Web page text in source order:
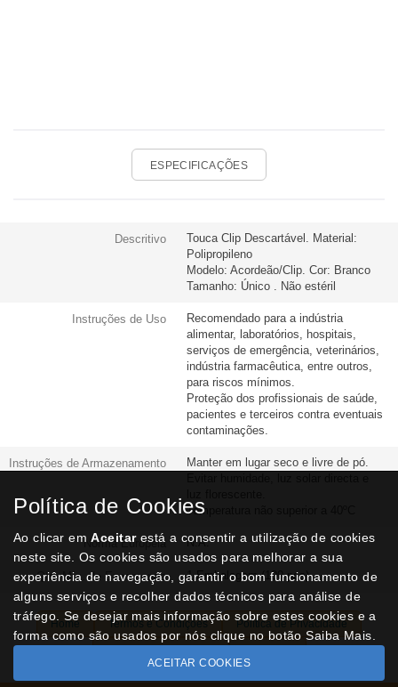
ESPECIFICAÇÕES
Descritivo
Touca Clip Descartável. Material:
Polipropileno
Modelo: Acordeão/Clip. Cor: Branco
Tamanho: Único . Não estéril
Instruções de Uso
Recomendado para a indústria
alimentar, laboratórios, hospitais,
serviços de emergência, veterinários,
indústria farmacêutica, entre outros,
para riscos mínimos.
Proteção dos profissionais de saúde,
pacientes e terceiros contra eventuais
contaminações.
Instruções de Armazenamento
Manter em lugar seco e livre de pó.
Temperatura não superior a 40ºC
Norma Europeia N.A.
Qtd. Mín. de Encomenda 1 Embalagem (100 pcs)
Home Termos e Condições Política de Privacidade
Política de Cookies
Ao clicar emAceitarestá a consentir a utilização de cookies
neste site. Os cookies são usados para melhorar a sua
experiência de navegação, garantir o bom funcionamento de
alguns serviços e recolher dados técnicos para análise de
tráfego. Se desejar mais informação sobre estes cookies e a
forma como são usados por nós clique no botão Saiba Mais.
ACEITAR COOKIES